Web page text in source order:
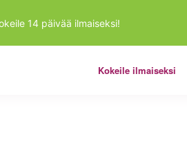
Kokeile ilmaiseksi
14 päivää ilmaiseksi!